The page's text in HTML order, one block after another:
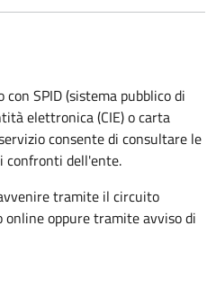
SPID (sistema pubblico di
elettronica (CIE) o carta
consente di consultare le
confronti dell'ente.
tramite il circuito
online oppure tramite avviso di